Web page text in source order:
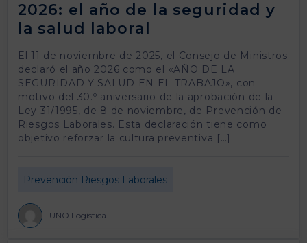
2026: el año de la seguridad y
la salud laboral
El 11 de noviembre de 2025, el Consejo de Ministros
declaró el año 2026 como el «AÑO DE LA
SEGURIDAD Y SALUD EN EL TRABAJO», con
motivo del 30.º aniversario de la aprobación de la
Ley 31/1995, de 8 de noviembre, de Prevención de
Riesgos Laborales. Esta declaración tiene como
objetivo reforzar la cultura preventiva […]
Prevención Riesgos Laborales
UNO Logística